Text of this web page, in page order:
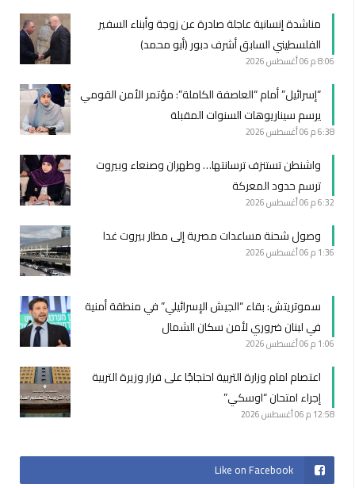
مناشدة إنسانية عاجلة صادرة عن زوجة وأبناء السفير
الفلسطيني السابق أشرف دبور (أبو محمد)
8:06 م 06 أغسطس 2026
“إسرائيل” أمام “العاصفة الكاملة”: مؤتمر الأمن القومي
يرسم سيناريوهات السنوات المقبلة
6:38 م 06 أغسطس 2026
واشنطن تستنزف ترسانتها… وطهران وصنعاء وبيروت
ترسم حدود المعركة
6:32 م 06 أغسطس 2026
وصول شحنة مساعدات مصرية إلى مطار بيروت غدا
1:36 م 06 أغسطس 2026
سموتريتش: بقاء “الجيش الإسرائيلي” في منطقة أمنية
في لبنان ضروري لأمن سكان الشمال
1:06 م 06 أغسطس 2026
اعتصام امام وزارة التربية احتجاجًا على قرار وزيرة التربية
إجراء امتحان “اوسكي”
12:58 م 06 أغسطس 2026
Like on Facebook